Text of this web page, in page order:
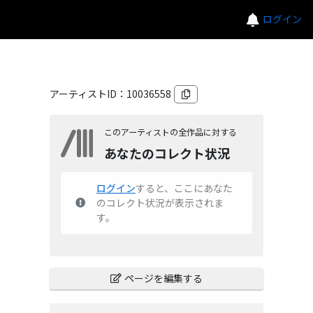
ログイン
アーティストID： 10036558
このアーティストの全作品に対する
あなたのコレクト状況
ログインすると、ここにあなた
のコレクト状況が表示されま
す。
ページを編集する